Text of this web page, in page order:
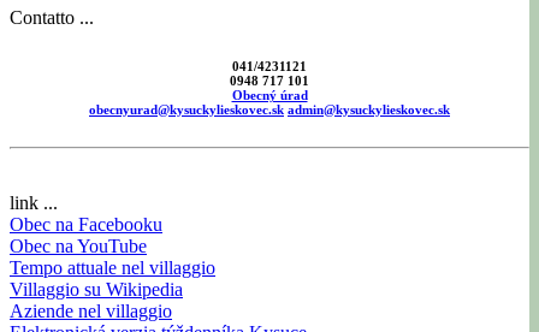
Contatto ...
041/4231121
0948 717 101
Obecný úrad
obecnyurad@kysuckylieskovec.sk admin@kysuckylieskovec.sk
link ...
Obec na Facebooku
Obec na YouTube
Tempo attuale nel villaggio
Villaggio su Wikipedia
Aziende nel villaggio